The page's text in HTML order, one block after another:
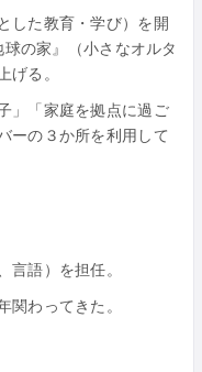
した教育・学び）を開
の家』（小さなオルタ
げる。
」「家庭を拠点に過ご
ーの３か所を利用して
言語）を担任。
関わってきた。